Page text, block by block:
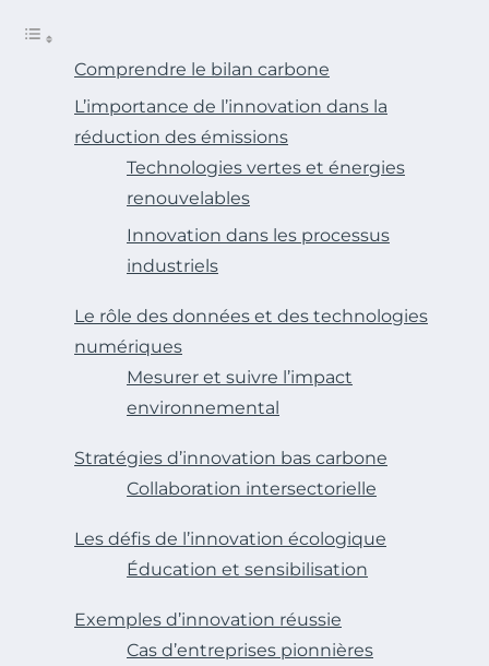
Comprendre le bilan carbone
L’importance de l’innovation dans la
réduction des émissions
Technologies vertes et énergies
renouvelables
Innovation dans les processus
industriels
Le rôle des données et des technologies
numériques
Mesurer et suivre l’impact
environnemental
Stratégies d’innovation bas carbone
Collaboration intersectorielle
Les défis de l’innovation écologique
Éducation et sensibilisation
Exemples d’innovation réussie
Cas d’entreprises pionnières